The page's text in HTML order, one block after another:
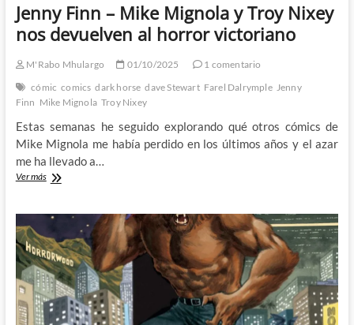
Jenny Finn – Mike Mignola y Troy Nixey
nos devuelven al horror victoriano
M'Rabo Mhulargo 01/10/2025
1 comentario
cómic comics dark horse dave Stewart Farel Dalrymple Jenny
Finn Mike Mignola Troy Nixey
Estas semanas he seguido explorando qué otros cómics de
Mike Mignola me había perdido en los últimos años y el azar
me ha llevado a…
Ver másJenny
Mike
Mignola
y
Troy
Nixey
nos
devuelven